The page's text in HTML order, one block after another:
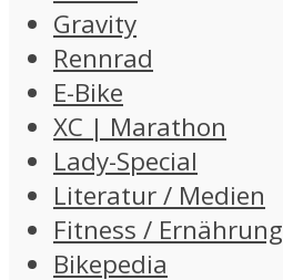
Gravity
Rennrad
E-Bike
XC | Marathon
Lady-Special
Literatur / Medien
Fitness / Ernährung
Bikepedia